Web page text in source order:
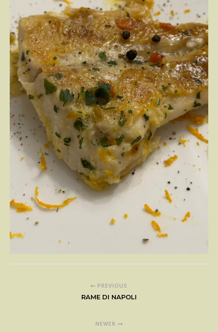
PREVIOUS
RAME DI NAPOLI
NEWER